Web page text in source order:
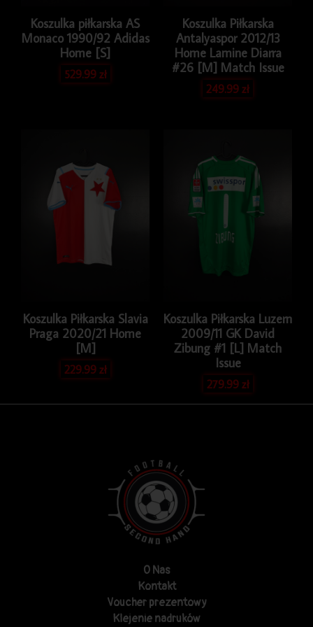
Koszulka piłkarska AS
Monaco 1990/92 Adidas
Home [S]
529.99zł
Koszulka Piłkarska
Antalyaspor 2012/13
Home Lamine Diarra
#26 [M] Match Issue
249.99zł
Koszulka Piłkarska Slavia
Praga 2020/21 Home
[M]
229.99zł
Koszulka Piłkarska Luzern
2009/11 GK David
Zibung #1 [L] Match
Issue
279.99zł
O Nas
Kontakt
Voucher prezentowy
Klejenie nadruków